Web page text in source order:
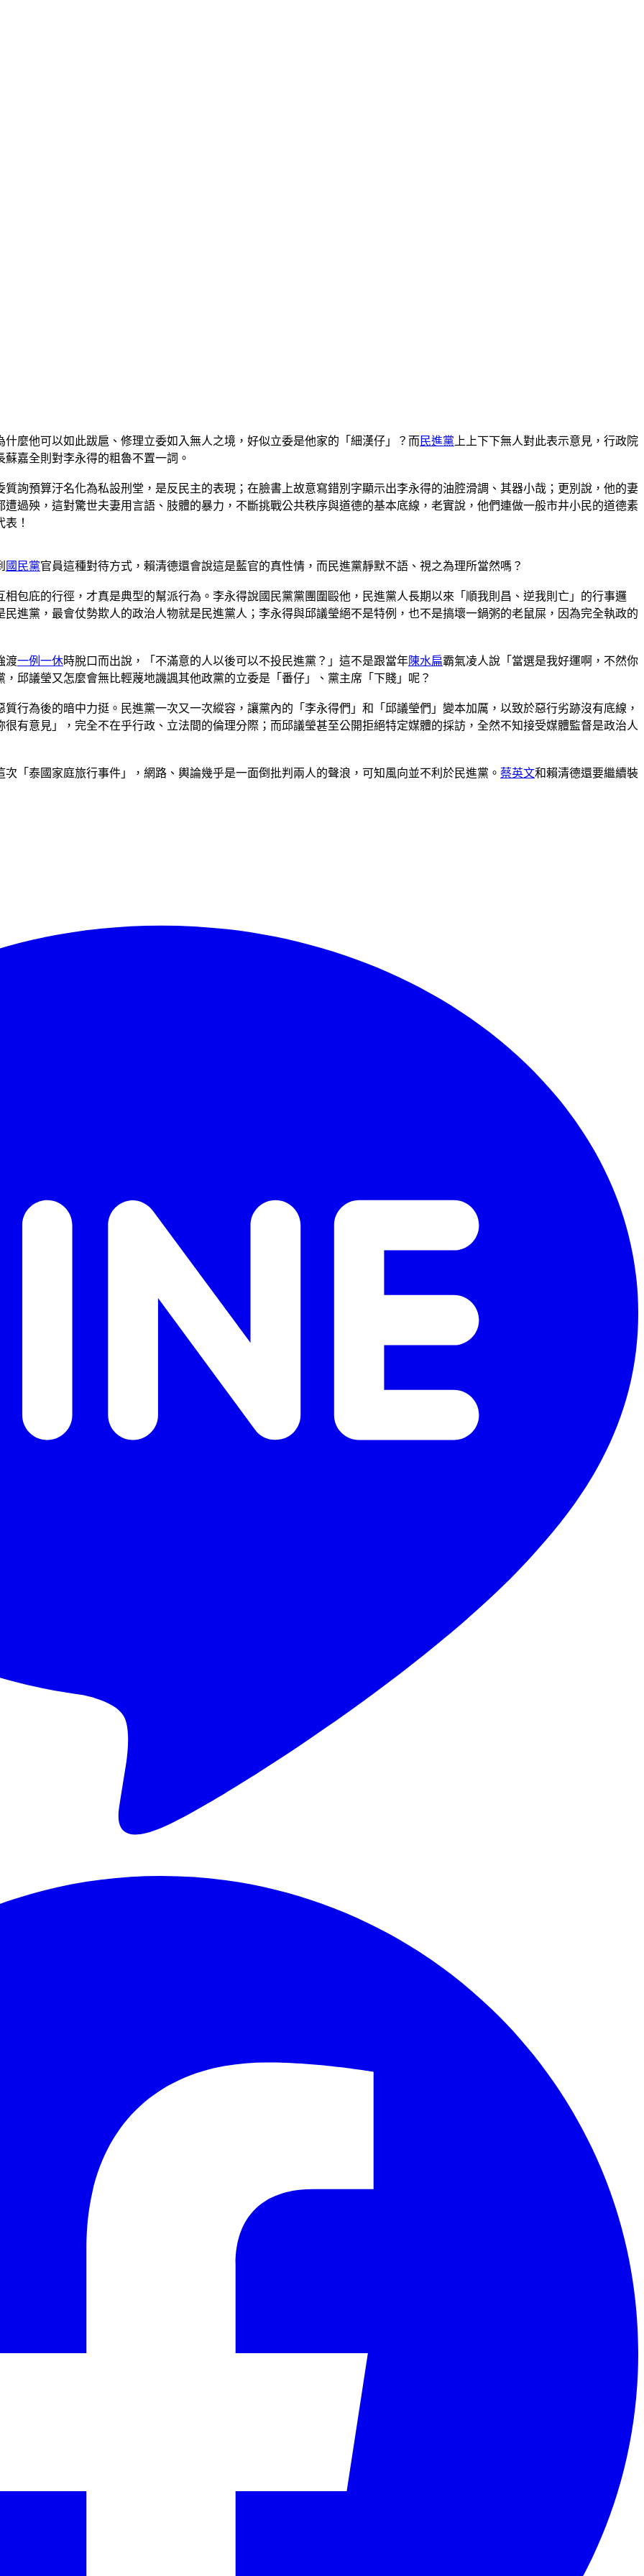
麼他可以如此跋扈、修理立委如入無人之境，好似立委是他家的「細漢仔」？而 民進黨 上上下下無人對此表示意見，行政院
嘉全則對李永得的粗魯不置一詞。
詢預算汙名化為私設刑堂，是反民主的表現；在臉書上故意寫錯別字顯示出李永得的油腔滑調、其器小哉；更別說，他的妻
過殃，這對驚世夫妻用言語、肢體的暴力，不斷挑戰公共秩序與道德的基本底線，老實說，他們連做一般市井小民的道德素
！
國民黨官員這種對待方式，賴清德還會說這是藍官的真性情，而民進黨靜默不語、視之為理所當然嗎？
包庇的行徑，才真是典型的幫派行為。李永得說國民黨黨團圍毆他，民進黨人長期以來「順我則昌、逆我則亡」的行事邏
民進黨，最會仗勢欺人的政治人物就是民進黨人；李永得與邱議瑩絕不是特例，也不是搞壞一鍋粥的老鼠屎，因為完全執政的
渡一例一休時脫口而出說，「不滿意的人以後可以不投民進黨？」這不是跟當年陳水扁霸氣凌人說「當選是我好運啊，不然你
邱議瑩又怎麼會無比輕蔑地譏諷其他政黨的立委是「番仔」、黨主席「下賤」呢？
行為後的暗中力挺。民進黨一次又一次縱容，讓黨內的「李永得們」和「邱議瑩們」變本加厲，以致於惡行劣跡沒有底線，
有意見」，完全不在乎行政、立法間的倫理分際；而邱議瑩甚至公開拒絕特定媒體的採訪，全然不知接受媒體監督是政治人
「泰國家庭旅行事件」，網路、輿論幾乎是一面倒批判兩人的聲浪，可知風向並不利於民進黨。 蔡英文和賴清德還要繼續裝